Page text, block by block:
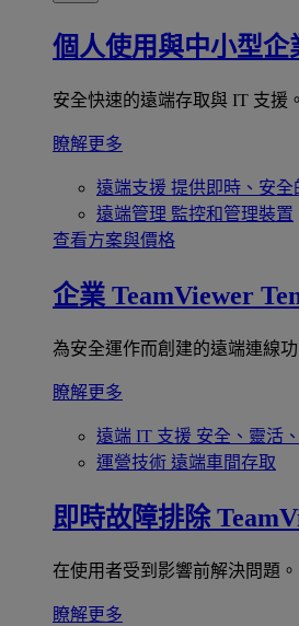
個人使用與中小型企
安全快速的遠端存取與 IT 支援。
瞭解更多
遠端支援 提供即時、安全
遠端管理 監控和管理裝置
查看方案與價格
企業 TeamViewer
為安全運作而創建的遠端連線功
瞭解更多
遠端 IT 支援 安全、靈活
運營技術 遠端車間存取
即時故障排除
在使用者受到影響前解決問題。
瞭解更多